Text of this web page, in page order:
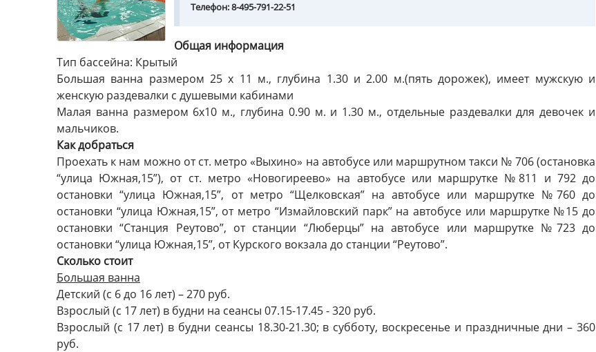
Телефон:8-495-791-22-51
Общая информация
Тип бассейна: Крытый
Большая ванна размером 25 х 11 м., глубина 1.30 и 2.00 м.(пять дорожек), имеет мужскую и
женскую раздевалки с душевыми кабинами
Малая ванна размером 6х10 м., глубина 0.90 м. и 1.30 м., отдельные раздевалки для девочек и
мальчиков.
Как добраться
Проехать к нам можно от ст. метро «Выхино» на автобусе или маршрутном такси № 706 (остановка
“улица Южная,15”), от ст. метро «Новогиреево» на автобусе или маршрутке №811 и 792 до
остановки “улица Южная,15”, от метро “Щелковская” на автобусе или маршрутке №760 до
остановки “улица Южная,15”, от метро “Измайловский парк” на автобусе или маршрутке №15 до
остановки “Станция Реутово”, от станции “Люберцы” на автобусе или маршрутке №723 до
остановки “улица Южная,15”, от Курского вокзала до станции “Реутово”.
Сколько стоит
Большая ванна
Детский (с 6 до 16 лет) – 270 руб.
Взрослый (с 17 лет) в будни на сеансы 07.15-17.45 - 320 руб.
Взрослый (с 17 лет) в будни сеансы 18.30-21.30; в субботу, воскресенье и праздничные дни – 360
руб.